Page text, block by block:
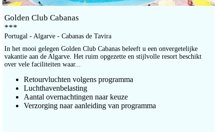
Golden Club Cabanas
***
Portugal - Algarve - Cabanas de Tavira
In het mooi gelegen Golden Club Cabanas beleeft u een onvergetelijke
vakantie aan de Algarve. Het ruim opgezette en stijlvolle resort beschikt
over vele faciliteiten waar...
Retourvluchten volgens programma
Luchthavenbelasting
Aantal overnachtingen naar keuze
Verzorging naar aanleiding van programma